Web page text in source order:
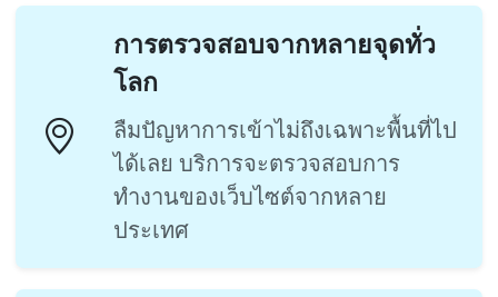
การตรวจสอบจากหลายจุดทั่ว
โลก
ลืมปัญหาการเข้าไม่ถึงเฉพาะพื้นที่ไป
ได้เลย บริการจะตรวจสอบการ
ทำงานของเว็บไซต์จากหลาย
ประเทศ